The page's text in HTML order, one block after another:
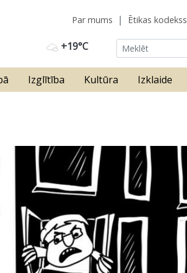
Par mums Ētikas kodekss
+19°C
Izglītība Kultūra Izklaide